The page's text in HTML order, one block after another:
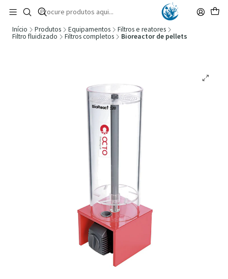
🚚 Portugal Continental: Portes Grátis desde 149,90€ (Envio extresso: 14,90€)
Ler mais
Início Produtos Equipamentos
Filtros e reatores
Filtro fluidizado
Filtros completos Bioreactor de pellets